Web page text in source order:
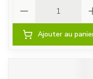
Ajouter au